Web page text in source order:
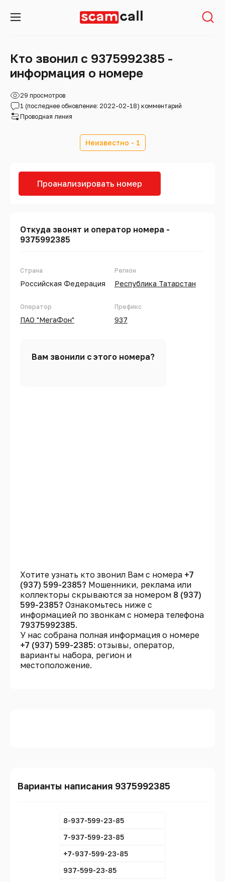
Кто звонил с 9375992385 -
информация о номере
29 просмотров
1 (последнее обновление: 2022-02-18) комментарий
Проводная линия
Неизвестно - 1
Проанализировать номер
Откуда звонят и оператор номера -
9375992385
Страна
Российская Федерация
Оператор
ПАО "МегаФон"
Регион
Республика Татарстан
Префикс
937
Вам звонили с этого номера?
Хотите узнать кто звонил Вам с номера +7
(937) 599-2385? Мошенники, реклама или
коллекторы скрываются за номером 8 (937)
599-2385? Ознакомьтесь ниже с
информацией по звонкам с номера телефона
79375992385.
У нас собрана полная информация о номере
+7 (937) 599-2385: отзывы, оператор,
варианты набора, регион и
местоположение.
Варианты написания 9375992385
8-937-599-23-85
7-937-599-23-85
+7-937-599-23-85
937-599-23-85